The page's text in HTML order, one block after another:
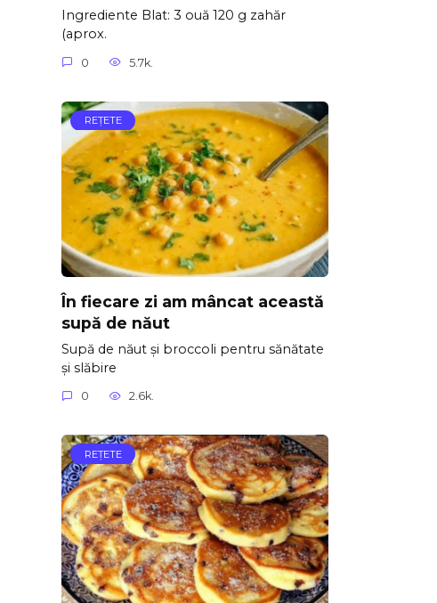
Ingrediente Blat: 3 ouă 120 g zahăr
(aprox.
0 5.7k.
REŢETE
În fiecare zi am mâncat această
supă de năut
Supă de năut și broccoli pentru sănătate
și slăbire
0 2.6k.
REŢETE